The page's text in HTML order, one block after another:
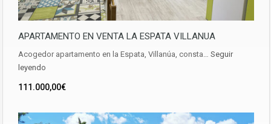
APARTAMENTO EN VENTA LA ESPATA VILLANUA
Acogedor apartamento en la Espata, Villanúa, consta… Seguir
leyendo
111.000,00€